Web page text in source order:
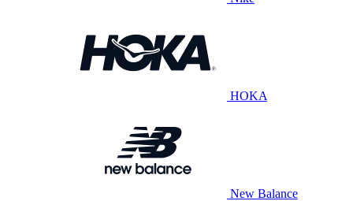
HOKA
New Balance